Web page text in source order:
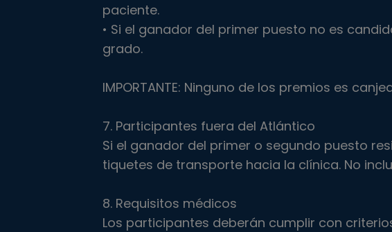
paciente.
• Si el ganador del primer puesto no es
grado.
IMPORTANTE: Ninguno de los premios es
7. Participantes fuera del Atlántico
Si el ganador del primer o segundo puesto
tiquetes de transporte hacia la clínica. No
8. Requisitos médicos
Los participantes deberán cumplir con